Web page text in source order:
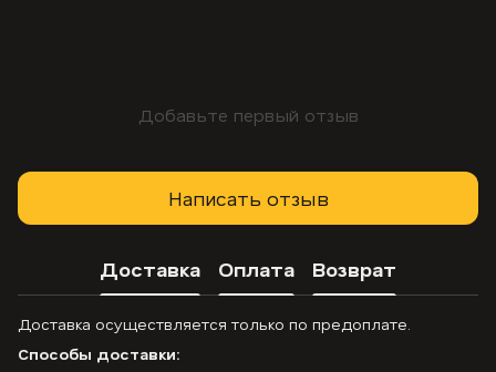
Добавьте первый отзыв
Написать отзыв
Доставка Оплата Возврат
Доставка осуществляется только по предоплате.
Способы доставки: